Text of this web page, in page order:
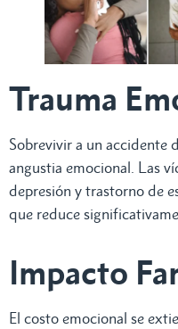
Trauma
Sobrevivir a un accidente
angustia emocional. Las
depresión y trastorno de
que reduce
Impacto
El costo emocional se